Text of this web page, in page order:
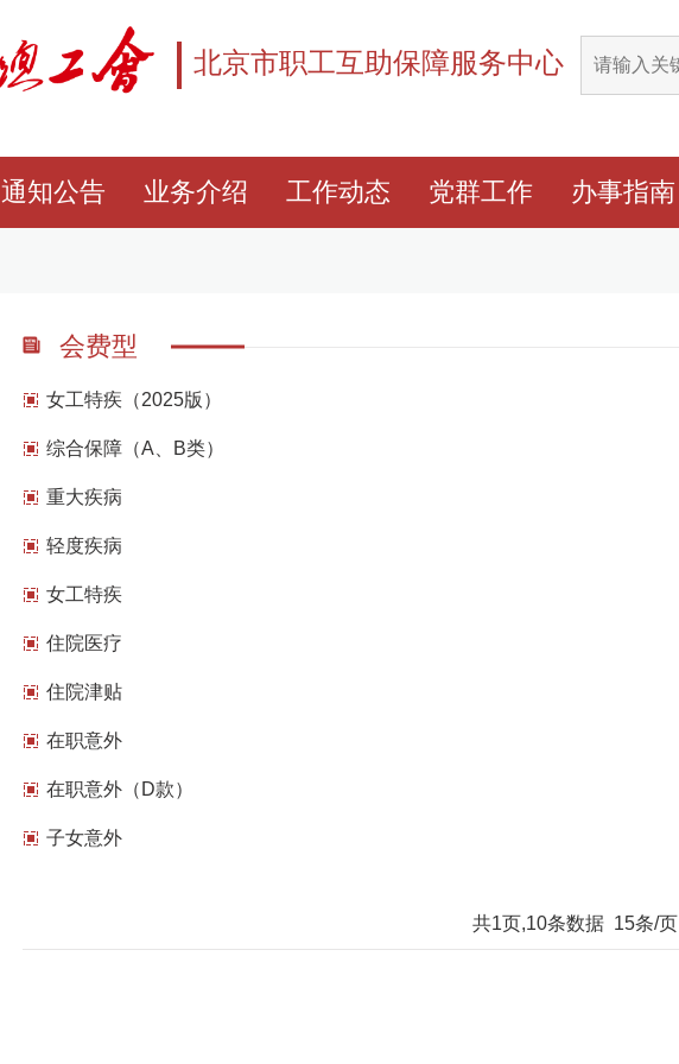
北京市职工互助保障服务中心
通知公告 业务介绍 工作动态 党群工作 办事指南
会费型
女工特疾（2025版）
综合保障（A、B类）
重大疾病
轻度疾病
女工特疾
住院医疗
住院津贴
在职意外
在职意外（D款）
子女意外
共1页,10条数据 15条/页